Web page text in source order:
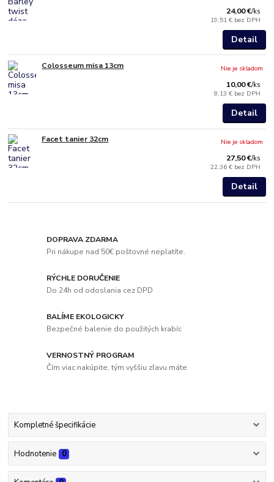
24,00 €/ks
19,51 € bez DPH
Detail
Colosseum misa 13cm
10,00 €/ks
8,13 € bez DPH
Nie je skladom
Detail
Facet tanier 32cm
27,50 €/ks
22,36 € bez DPH
Nie je skladom
Detail
DOPRAVA ZDARMA
Pri nákupe nad 50€ poštovné neplatíte.
RÝCHLE DORUČENIE
Do 24h od odoslania cez DPD
BALÍME EKOLOGICKY
Bezpečné balenie do použitých krabíc
VERNOSTNÝ PROGRAM
Čím viac nakúpite, tým vyššiu zľavu máte
Kompletné špecifikácie
Hodnotenie 0